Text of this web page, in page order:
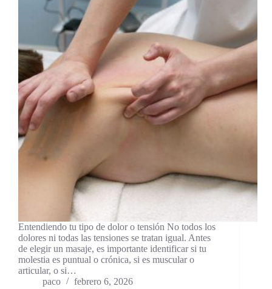
Entendiendo tu tipo de dolor o tensión No todos los
dolores ni todas las tensiones se tratan igual. Antes
de elegir un masaje, es importante identificar si tu
molestia es puntual o crónica, si es muscular o
articular, o si…
paco
febrero 6, 2026